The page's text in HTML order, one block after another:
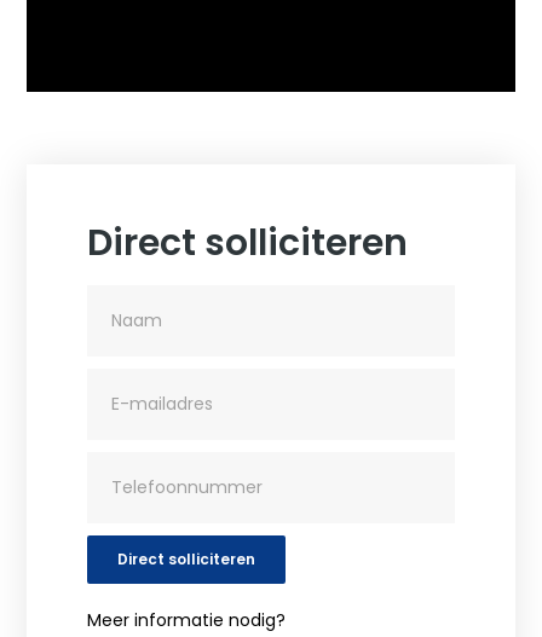
Direct solliciteren
Direct solliciteren
Meer informatie nodig?